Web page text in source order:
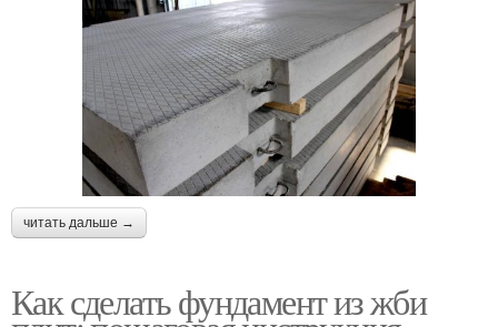
читать дальше →
Как сделать фундамент из жби